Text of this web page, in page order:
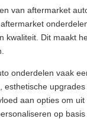
van aftermarket
kwaliteit. Dit maakt
onderdelen vaak
esthetische
aan opties om
op